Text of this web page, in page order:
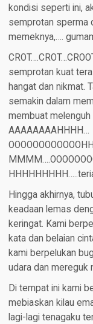
kondisi seperti ini,
semprotan sperma
memeknya,….
semprotan kuat
hangat dan nikmat.
semakin dalam
membuat
AAAAAAAAHHHH…
Hingga akhirnya,
keadaan lemas
keringat. Kami
kata dan belaian
kami berpelukan
udara dan mereguk
Di tempat ini kami
mebiaskan kilau
lagi-lagi tenagaku